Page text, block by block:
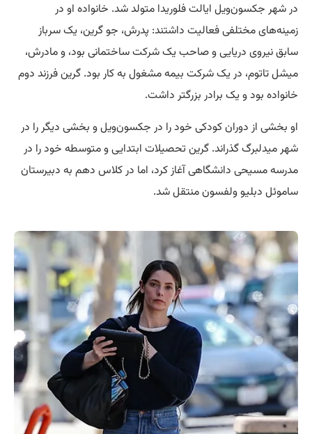
در شهر جکسون‌ویل ایالت فلوریدا متولد شد. خانواده او در
زمینه‌های مختلفی فعالیت داشتند: پدرش، جو گرین، یک سرباز
سابق نیروی دریایی و صاحب یک شرکت ساختمانی بود، و مادرش،
میشل تاتوم، در یک شرکت بیمه مشغول به کار بود. گرین فرزند دوم
خانواده بود و یک برادر بزرگتر داشت.
او بخشی از دوران کودکی خود را در جکسون‌ویل و بخشی دیگر را در
شهر میدلبرگ گذراند. گرین تحصیلات ابتدایی و متوسطه خود را در
مدرسه مسیحی دانشگاهی آغاز کرد، اما در کلاس دهم به دبیرستان
ساموئل دبلیو ولفسون منتقل شد.